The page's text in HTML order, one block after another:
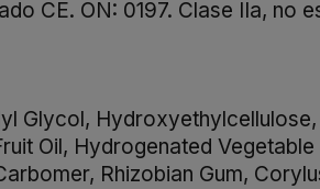
CE. ON: 0197. Clase IIa, no
Glycol,
Oil, Hydrogenated
Rhizobian Gum,